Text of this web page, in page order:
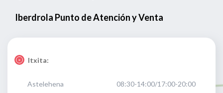
Iberdrola Punto de Atención y Venta
Itxita:
Astelehena
08:30-14:00/17:00-20:00